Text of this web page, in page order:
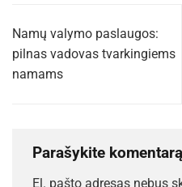
Namų valymo paslaugos:
pilnas vadovas tvarkingiems
namams
Parašykite komentarą
El. pašto adresas nebus